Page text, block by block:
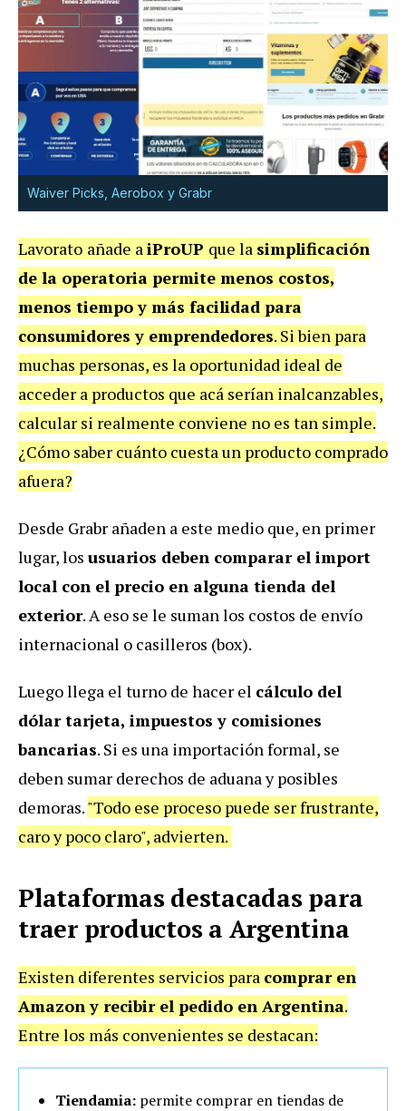
Waiver Picks, Aerobox y Grabr
Lavorato añade a iProUP que la simplificación
de la operatoria permite menos costos,
menos tiempo y más facilidad para
consumidores y emprendedores. Si bien para
muchas personas, es la oportunidad ideal de
acceder a productos que acá serían inalcanzables,
calcular si realmente conviene no es tan simple.
¿Cómo saber cuánto cuesta un producto comprado
afuera?
Desde Grabr añaden a este medio que, en primer
lugar, los usuarios deben comparar el import
local con el precio en alguna tienda del
exterior. A eso se le suman los costos de envío
internacional o casilleros (box).
Luego llega el turno de hacer el cálculo del
dólar tarjeta, impuestos y comisiones
bancarias. Si es una importación formal, se
deben sumar derechos de aduana y posibles
demoras."Todo ese proceso puede ser frustrante,
caro y poco claro", advierten.
Plataformas destacadas para
traer productos a Argentina
Existen diferentes servicios para comprar en
Amazon y recibir el pedido en Argentina.
Entre los más convenientes se destacan:
Tiendamia: permite comprar en tiendas de